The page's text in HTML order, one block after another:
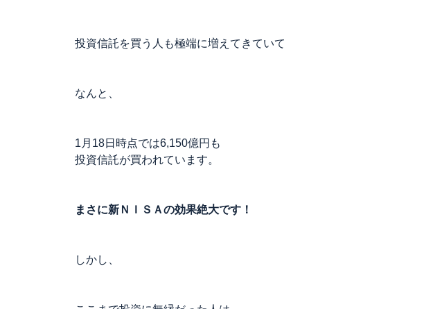
投資信託を買う人も極端に増えてきていて
なんと、
1月18日時点では6,150億円も
投資信託が買われています。
まさに新ＮＩＳＡの効果絶大です！
しかし、